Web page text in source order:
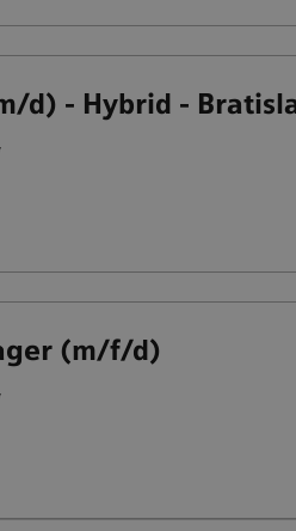
d) - Hybrid -
(m/f/d)